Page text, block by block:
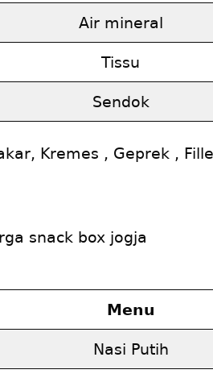
Air mineral
Tissu
Sendok
Kremes , Geprek ,
Menu
Nasi Putih